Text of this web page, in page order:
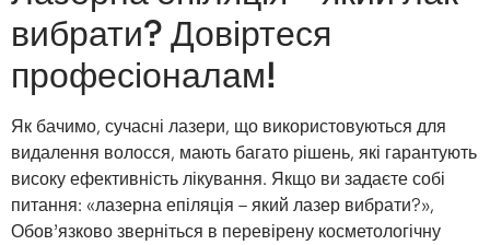
вибрати? Довіртеся
професіоналам!
Як бачимо, сучасні лазери, що використовуються для
видалення волосся, мають багато рішень, які гарантують
високу ефективність лікування. Якщо ви задаєте собі
питання: «лазерна епіляція – який лазер вибрати?»,
Обов’язково зверніться в перевірену косметологічну